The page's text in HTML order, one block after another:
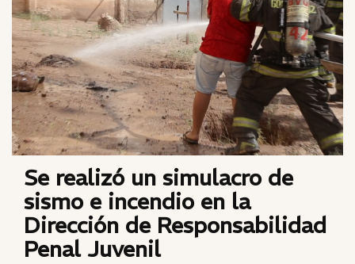
Se realizó un simulacro de
sismo e incendio en la
Dirección de Responsabilidad
Penal Juvenil